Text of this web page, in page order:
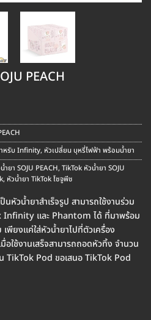
PEACH
หรับ Infinity, หัวเปลี่ยน บุหรี่ไฟฟ้า พร้อมน้ำยา
ยา SOJU PEACH, TikTok หัวน้ำยา SOJU
, หัวน้ำยา TikTok โซจูพีช
หัวน้ำยาสำเร็จรูป สามารถใช้งานร่วม
Infinity และ Phantom ได้ ที่มาพร้อม
พียงแค่ใส่หัวน้ำยาไปที่ตัวเครื่อง
อใช้งานเสร็จสามารถถอดหัวทิ้ง จำนวน
TikTok Pod ขอเสนอ TikTok Pod